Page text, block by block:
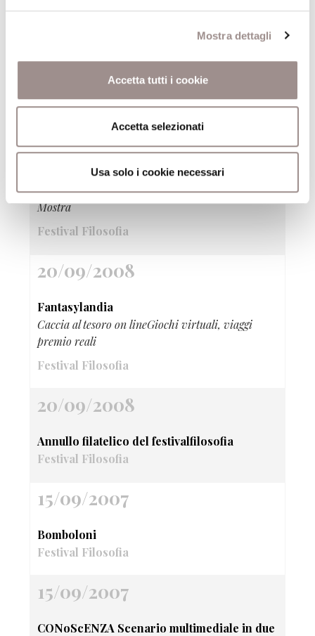
Mostra dettagli
Accetta tutti i cookie
Accetta selezionati
Usa solo i cookie necessari
20/09/2008
20/09/2008
Fantasia esatta I colori della luce di Bruno
Munari
Mostra
Festival Filosofia
20/09/2008
Fantasylandia
Caccia al tesoro on lineGiochi virtuali, viaggi
premio reali
Festival Filosofia
20/09/2008
Annullo filatelico del festivalfilosofia
Festival Filosofia
15/09/2007
Bomboloni
Festival Filosofia
15/09/2007
CONoScENZA Scenario multimediale in due